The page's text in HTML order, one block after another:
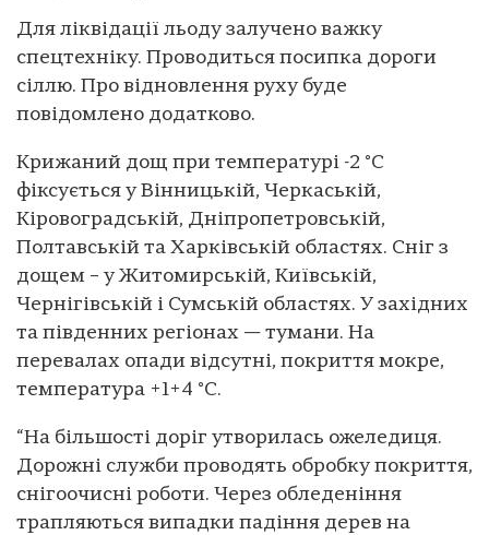
Для ліквідації льоду залучено важку
спецтехніку. Проводиться посипка дороги
сіллю. Про відновлення руху буде
повідомлено додатково.
Крижаний дощ при температурі -2 °C
фіксується у Вінницькій, Черкаській,
Кіровоградській, Дніпропетровській,
Полтавській та Харківській областях. Сніг з
дощем – у Житомирській, Київській,
Чернігівській і Сумській областях. У західних
та південних регіонах — тумани. На
перевалах опади відсутні, покриття мокре,
температура +1+4 °C.
“На більшості доріг утворилась ожеледиця.
Дорожні служби проводять обробку покриття,
снігоочисні роботи. Через обледеніння
трапляються випадки падіння дерев на